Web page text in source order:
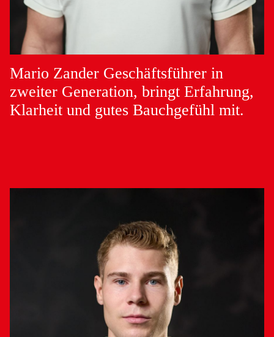
Mario Zander Geschäftsführer in
zweiter Generation, bringt Erfahrung,
Klarheit und gutes Bauchgefühl mit.